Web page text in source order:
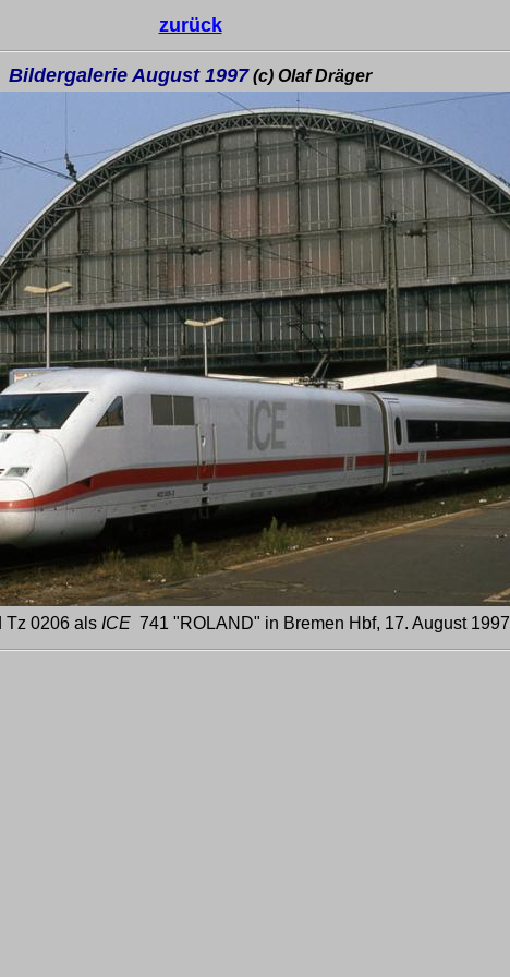
zurück
Bildergalerie August 1997(c) Olaf Dräger
Tz 0206 als ICE741 "ROLAND" in Bremen Hbf, 17. August 1997